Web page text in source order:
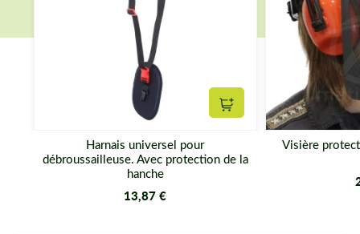
Ajouter au panier
Harnais universel pour
débroussailleuse. Avec protection de la
hanche
13,87 €
Visière